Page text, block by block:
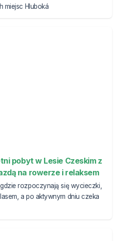
miejsc Hluboká
pobyt w Lesie Czeskim z
na rowerze i relaksem
rozpoczynają się wycieczki,
a po aktywnym dniu czeka